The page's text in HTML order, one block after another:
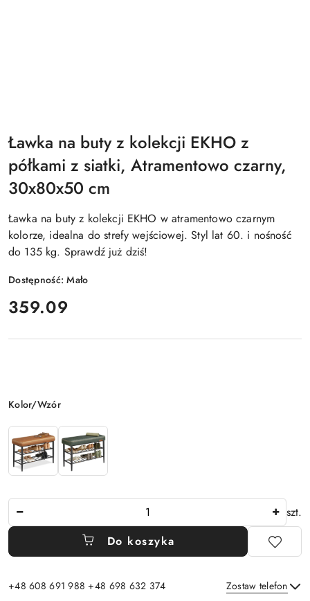
Ławka na buty z kolekcji EKHO z
półkami z siatki, Atramentowo czarny,
30x80x50 cm
Ławka na buty z kolekcji EKHO w atramentowo czarnym
kolorze, idealna do strefy wejściowej. Styl lat 60. i nośność
do 135 kg. Sprawdź już dziś!
Dostępność:Mało
cena:
359.09
Wariant
Kolor/Wzór
szt.
Do koszyka
+48 608 691 988 +48 698 632 374 Zostaw telefon